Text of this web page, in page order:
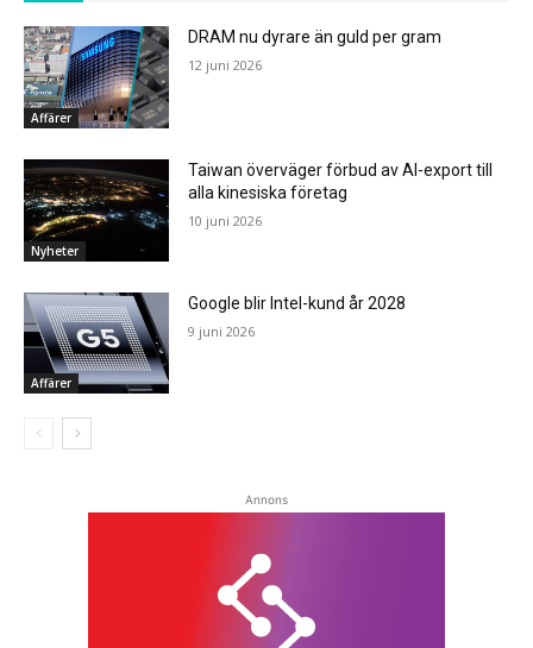
Affärer
DRAM nu dyrare än guld per gram
12 juni 2026
Nyheter
Taiwan överväger förbud av AI-export till
alla kinesiska företag
10 juni 2026
Affärer
Google blir Intel-kund år 2028
9 juni 2026
Annons